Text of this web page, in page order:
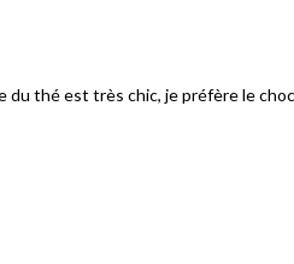
du thé est très chic, je préfère le